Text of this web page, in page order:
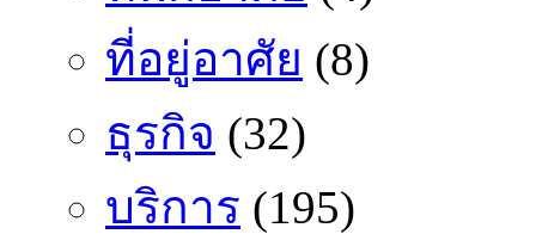
ที่อยู่อาศัย (8)
ธุรกิจ (32)
บริการ (195)